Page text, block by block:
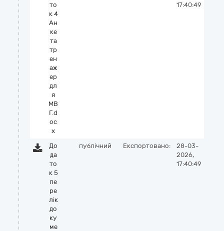
то
к 4
Ан
ке
та
тр
ен
аж
ер
дл
я
МВ
Г.d
oc
x
17:40:49
До
да
то
к 5
пе
ре
лік
до
ку
ме
публічний Експортовано:
28-03-
2026,
17:40:49